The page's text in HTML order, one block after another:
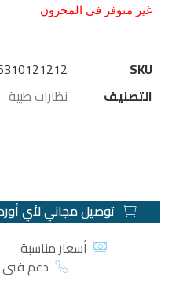
غير متوفر في المخزون
SKU
التصنيف
نظارات طبية
توصيل مجاني لأي أوردر أكثر من
أسعار مناسبة
دعم